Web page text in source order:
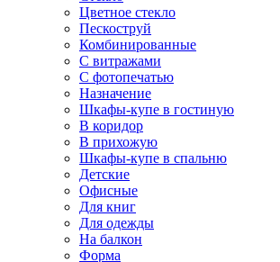
Цветное стекло
Пескоструй
Комбинированные
С витражами
С фотопечатью
Назначение
Шкафы-купе в гостиную
В коридор
В прихожую
Шкафы-купе в спальню
Детские
Офисные
Для книг
Для одежды
На балкон
Форма